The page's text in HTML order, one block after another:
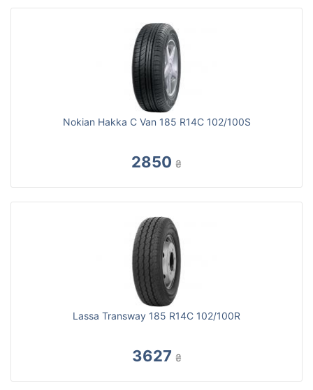
Nokian Hakka C Van 185 R14C 102/100S
2850 ₴
Lassa Transway 185 R14C 102/100R
3627 ₴